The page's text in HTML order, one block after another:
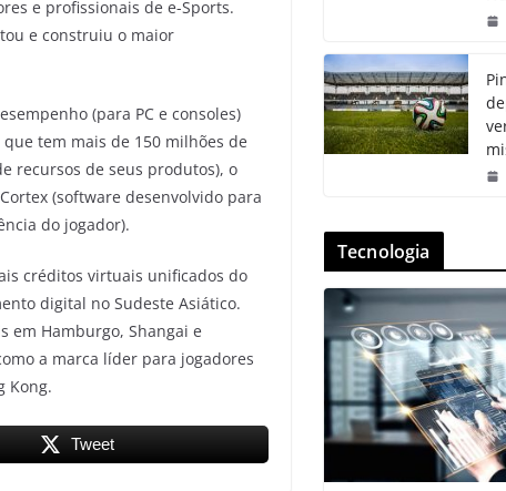
e profissionais de e-Sports.
e construiu o maior
(para PC e consoles)
tem mais de 150 milhões de
recursos de seus produtos), o
(software desenvolvido para
do jogador).
créditos virtuais unificados do
digital no Sudeste Asiático.
em Hamburgo, Shangai e
a marca líder para jogadores
Kong.
Tweet
Tecnologia